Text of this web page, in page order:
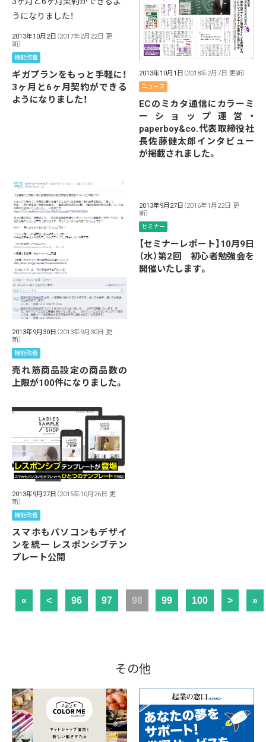
2013年10月2日 （2017年2月22日 更
新）
機能改善
ギガプランをもっと手軽に！
3ヶ月と6ヶ月契約ができる
ようになりました！
2013年10月1日 （2018年2月7日 更新）
ニュース
ECのミカタ通信にカラーミ
ーショップ運営・
paperboy&co.代表取締役社
長佐藤健太郎インタビュー
が掲載されました。
2013年9月30日 （2013年9月30日 更
新）
機能改善
売れ筋商品設定の商品数の
上限が100件になりました。
2013年9月27日 （2016年1月22日 更
新）
セミナー
【セミナーレポート】10月9日
（水）第2回 初心者勉強会を
開催いたします。
2013年9月27日 （2015年10月26日 更
新）
機能改善
スマホもパソコンもデザイ
ンを統一 レスポンシブテン
プレート公開
« < 96 97 98 99 100 > »
その他